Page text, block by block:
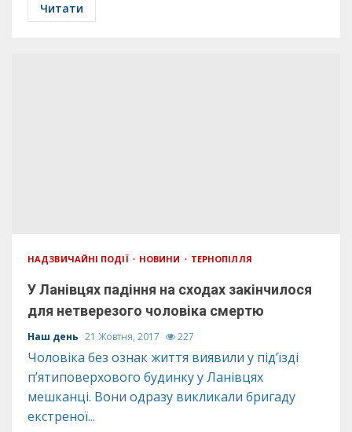
Читати
НАДЗВИЧАЙНІ ПОДІЇ НОВИНИ ТЕРНОПІЛЛЯ
У Ланівцях падіння на сходах закінчилося
для нетверезого чоловіка смертю
Наш день 21 Жовтня, 2017 227
Чоловіка без ознак життя виявили у під’їзді
п’ятиповерхового будинку у Ланівцях
мешканці. Вони одразу викликали бригаду
екстреної...